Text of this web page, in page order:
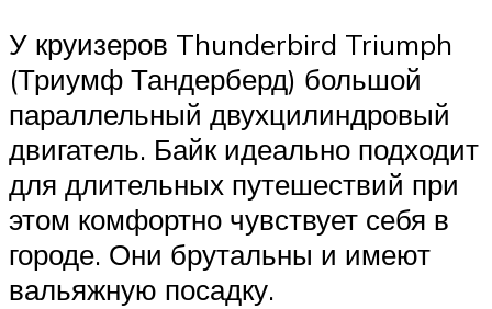
У круизеров Thunderbird Triumph
(Триумф Тандерберд) большой
параллельный двухцилиндровый
двигатель. Байк идеально подходит
для длительных путешествий при
этом комфортно чувствует себя в
городе. Они брутальны и имеют
вальяжную посадку.